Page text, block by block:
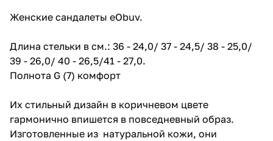
Женские сандалеты eObuv.
Длина стельки в см.: 36 - 24,0/ 37 - 24,5/ 38 - 25,0/
39 - 26,0/ 40 - 26,5/41 - 27,0.
Полнота G (7) комфорт
Их стильный дизайн в коричневом цвете
гармонично впишется в повседневный образ.
Изготовленные из натуральной кожи, они